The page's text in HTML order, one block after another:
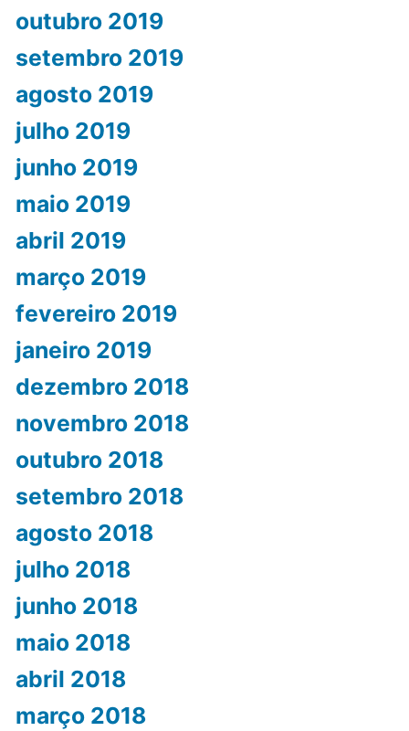
outubro 2019
setembro 2019
agosto 2019
julho 2019
junho 2019
maio 2019
abril 2019
março 2019
fevereiro 2019
janeiro 2019
dezembro 2018
novembro 2018
outubro 2018
setembro 2018
agosto 2018
julho 2018
junho 2018
maio 2018
abril 2018
março 2018